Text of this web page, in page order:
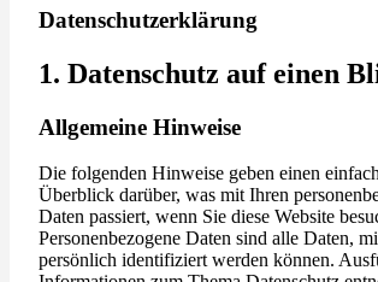
Datenschutz­erklärung
1. Datenschutz auf einen
Allgemeine Hinweise
Die folgenden Hinweise geben einen
Überblick darüber, was mit Ihren
Daten passiert, wenn Sie diese Website
Personenbezogene Daten sind alle Daten,
persönlich identifiziert werden können.